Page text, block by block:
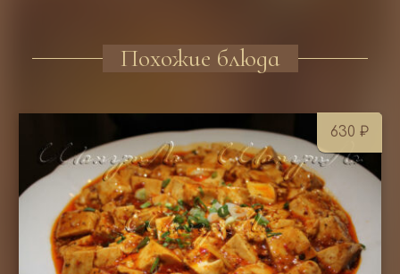
Похожие блюда
630 ₽